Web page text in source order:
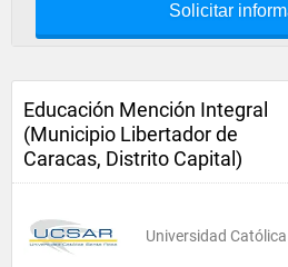
Solicitar
Educación Mención Integral
(Municipio Libertador de
Caracas, Distrito Capital)
Universidad